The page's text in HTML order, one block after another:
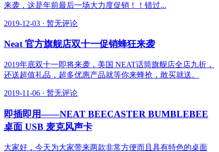
来袭，这是年前最后一场大力度促销！！错过...
2019-12-03 · 暂无评论
Neat 官方旗舰店双十一促销蜂狂来袭
2019年底双十一即将来袭，美国 NEAT话筒旗舰店全店九折，
还送超值礼品，超多优惠产品就等你来蜂抢，敢买就送。
2019-11-06 · 暂无评论
即插即用——NEAT BEECASTER BUMBLEBEE
桌面 USB 麦克风声卡
大家好，今天为大家带来两款非常方便而且具有特色的桌面